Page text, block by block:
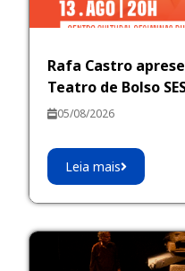
Rafa Castro
Teatro de Bolso
05/08/2026
Leia mais